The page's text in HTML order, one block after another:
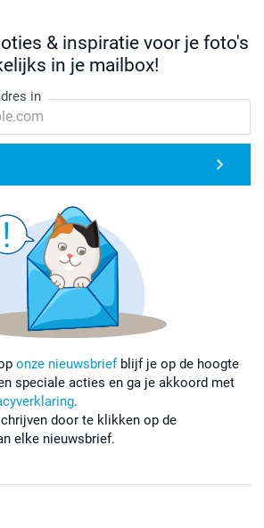
& inspiratie voor je foto's
in je mailbox!
in
onze nieuwsbriefblijf je op de hoogte
speciale acties en ga je akkoord met
.
door te klikken op de
elke nieuwsbrief.